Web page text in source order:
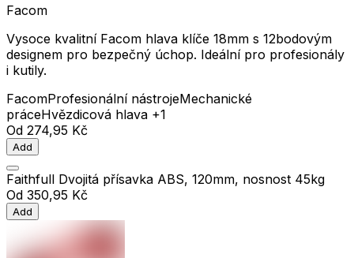
Facom
Vysoce kvalitní Facom hlava klíče 18mm s 12bodovým
designem pro bezpečný úchop. Ideální pro profesionály
i kutily.
FacomProfesionální nástrojeMechanické
práceHvězdicová hlava +1
Od 274,95 Kč
Add
Faithfull Dvojitá přísavka ABS, 120mm, nosnost 45kg
Od 350,95 Kč
Add